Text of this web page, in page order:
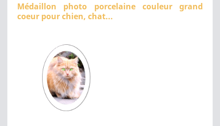
Médaillon photo porcelaine couleur grand
coeur pour chien, chat...